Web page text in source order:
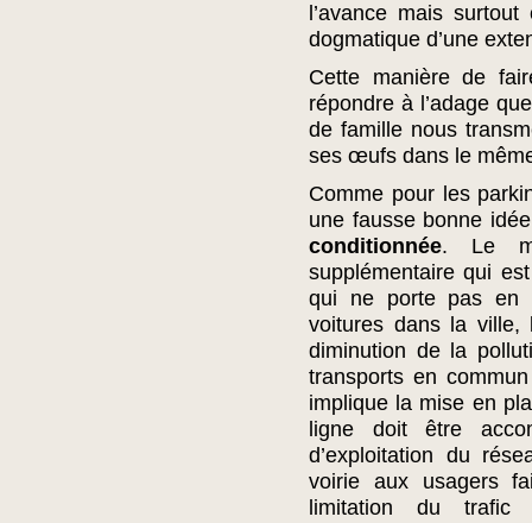
l’avance mais
dogmatique d’une
Cette manière de
répondre à l’adage
de famille nous
ses œufs dans le
Comme pour les
une fausse bonne
conditionnée. Le
supplémentaire qui
qui ne porte pas en
voitures dans la ville,
diminution de la
transports en
implique la mise en
ligne doit être
d’exploitation du
voirie aux usagers
limitation du trafic